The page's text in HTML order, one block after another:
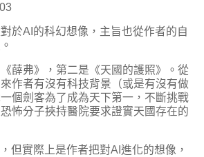
於AI的科幻想像，主旨也從作者的自
薛弗》，第二是《天國的護照》。從
作者有沒有科技背景（或是有沒有做
個劍客為了成為天下第一，不斷挑戰
怖分子挾持醫院要求證實天國存在的
但實際上是作者把對AI進化的想像，